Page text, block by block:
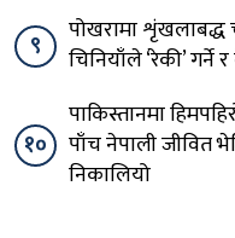
९
पोखरामा शृंखलाबद्ध
चिनियाँले ‘रेकी’
१०
पाकिस्तानमा
पाँच नेपाली जीवित
निकालियो